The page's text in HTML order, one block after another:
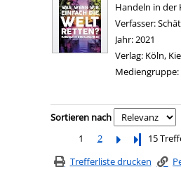
Handeln in der
Verfasser:
Jahr:2021
Verlag: Köln,
Mediengruppe:
Zu den Suchfiltern springen
Sortieren nach
1
2 Letzte
15
Trefferliste drucken